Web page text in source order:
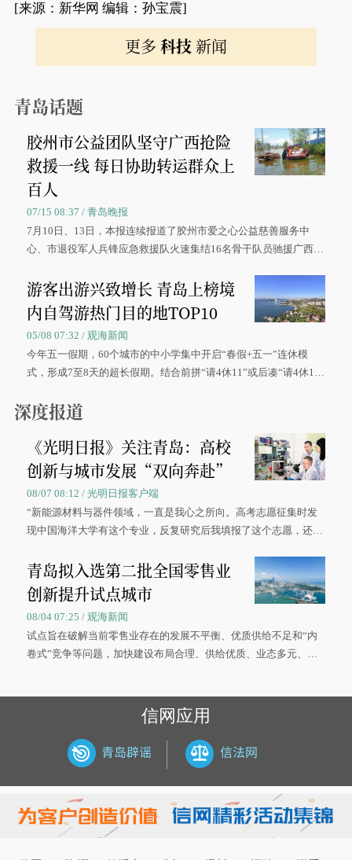
[来源：新华网 编辑：孙宝震]
更多 科技新闻
青岛话题
胶州市公益团队坚守广西抢险
救援一线 每日协助转运群众上
百人
07/15 08:37 / 青岛晚报
7月10日、13日，本报连续报道了胶州市爱之心公益慈善服务中
心、市退役军人兵锋应急救援队火速集结16名骨干队员驰援广西灾
游客出游兴致增长 青岛上榜境
内自驾游热门目的地TOP10
05/08 07:32 / 观海新闻
今年五一假期，60个城市的中小学集中开启“春假+五一”连休模
式，形成7至8天的超长假期。结合前拼“请4休11”或后凑“请4休1
深度报道
《光明日报》关注青岛：高校
创新与城市发展“双向奔赴”
08/07 08:12 / 光明日报客户端
“新能源材料与器件领域，一直是我心之所向。高考志愿征集时发
现中国海洋大学有这个专业，反复研究后我填报了这个志愿，还真
大学材料科学与工程学院材料类专业的录取通知书。
青岛拟入选第二批全国零售业
创新提升试点城市
08/04 07:25 / 观海新闻
试点旨在破解当前零售业存在的发展不平衡、优质供给不足和“内
卷式”竞争等问题，加快建设布局合理、供给优质、业态多元、智
信网应用